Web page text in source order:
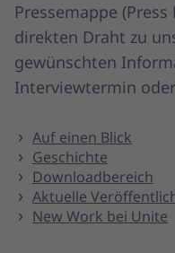
Pressemappe
direkten Draht zu
gewünschten
Interviewtermin
Auf einen Blick
Geschichte
Downloadbereich
Aktuelle
New Work bei Unite